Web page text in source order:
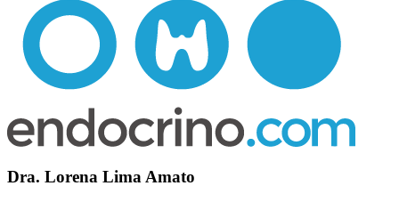
Dra. Lorena Lima Amato